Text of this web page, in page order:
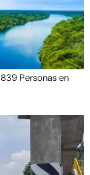
Personas en